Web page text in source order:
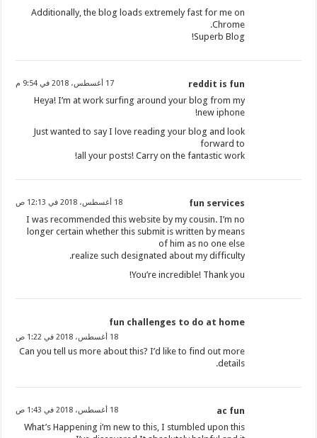
Additionally, the blog loads extremely fast for me on
Chrome.
Superb Blog!
reddit is fun 17 أغسطس، 2018 في 9:54 م
Heya! I’m at work surfing around your blog from my
new iphone!
Just wanted to say I love reading your blog and look
forward to
all your posts! Carry on the fantastic work!
fun services 18 أغسطس، 2018 في 12:13 ص
I was recommended this website by my cousin. I’m no
longer certain whether this submit is written by means
of him as no one else
realize such designated about my difficulty.
You’re incredible! Thank you!
fun challenges to do at home
18 أغسطس، 2018 في 1:22 ص
Can you tell us more about this? I’d like to find out more
details.
ac fun 18 أغسطس، 2018 في 1:43 ص
What’s Happening i’m new to this, I stumbled upon this